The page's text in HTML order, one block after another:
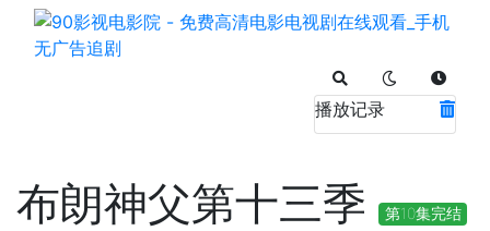
播放记录
布朗神父第十三季 第10集完结